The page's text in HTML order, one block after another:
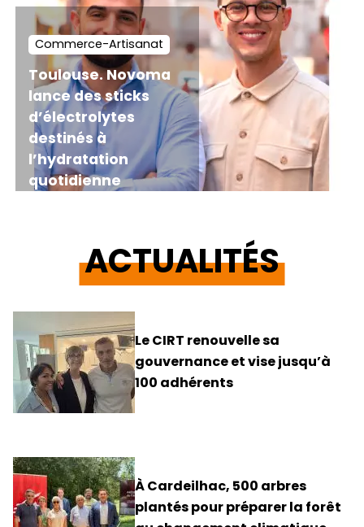
Commerce-Artisanat
Toulouse. Novoma
lance des sticks
d’électrolytes
destinés à
l’hydratation
quotidienne
ACTUALITÉS
Le CIRT renouvelle sa
gouvernance et vise jusqu’à
100 adhérents
À Cardeilhac, 500 arbres
plantés pour préparer la forêt